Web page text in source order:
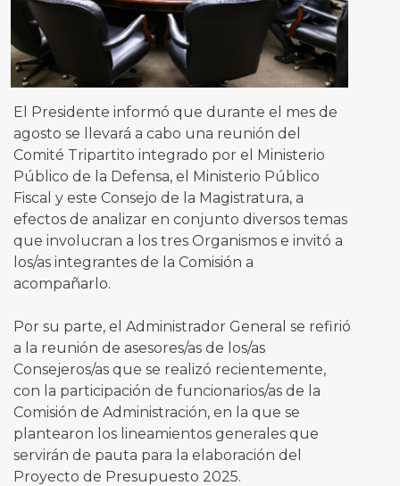
El Presidente informó que durante el mes de
agosto se llevará a cabo una reunión del
Comité Tripartito integrado por el Ministerio
Público de la Defensa, el Ministerio Público
Fiscal y este Consejo de la Magistratura, a
efectos de analizar en conjunto diversos temas
que involucran a los tres Organismos e invitó a
los/as integrantes de la Comisión a
acompañarlo.
Por su parte, el Administrador General se refirió
a la reunión de asesores/as de los/as
Consejeros/as que se realizó recientemente,
con la participación de funcionarios/as de la
Comisión de Administración, en la que se
plantearon los lineamientos generales que
servirán de pauta para la elaboración del
Proyecto de Presupuesto 2025.